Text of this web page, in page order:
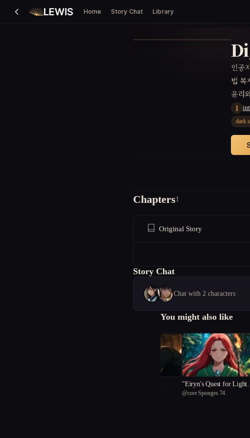
Home Story Chat Library
인공
법 복
윤리
I
dark
Chapters1
Original Story
Story Chat
Chat with 2 characters
You might also like
Echoes of Oblivion
"Eiryn's Quest for Light
Eldrid's Shadow Realm"
@core Sponges 74